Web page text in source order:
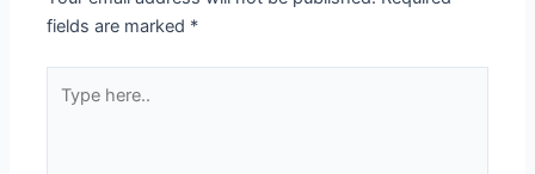
fields are marked *
here..